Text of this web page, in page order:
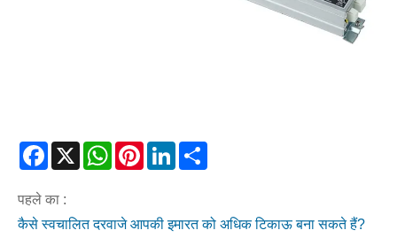
Facebook
X WhatsAppPinterestLinkedIn
पहले का :
कैसे स्वचालित दरवाजे आपकी इमारत को अधिक टिकाऊ बना सकते हैं?